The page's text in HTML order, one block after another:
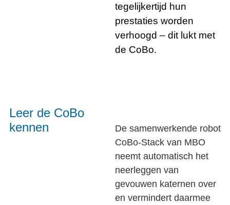
tegelijkertijd hun
prestaties worden
verhoogd – dit lukt met
de CoBo.
Leer de CoBo
kennen
De samenwerkende robot
CoBo-Stack van MBO
neemt automatisch het
neerleggen van
gevouwen katernen over
en vermindert daarmee